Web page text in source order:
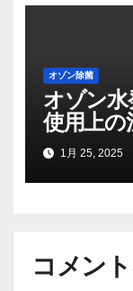
オゾン除菌
オゾン
使用上の
1月 25, 2025
コメン